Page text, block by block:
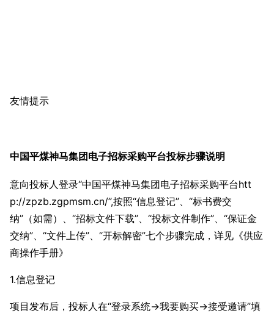
友情提示
中国平煤神马集团电子招标采购平台投标步骤说明
意向投标人登录“中国平煤神马集团电子招标采购平台htt
p://zpzb.zgpmsm.cn/”,按照“信息登记”、“标书费交
纳”（如需）、“招标文件下载”、“投标文件制作”、“保证金
交纳”、“文件上传”、“开标解密”七个步骤完成，详见《供应
商操作手册》
1.信息登记
项目发布后，投标人在“登录系统->我要购买->接受邀请”填